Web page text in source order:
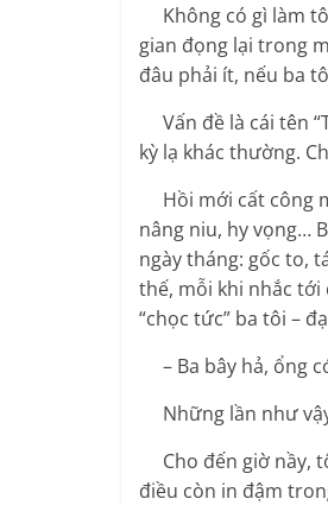
Không có gì làm
gian đọng lại trong
đâu phải ít, nếu ba
Vấn đề là cái tên
kỳ lạ khác thường.
Hồi mới cất công
nâng niu, hy vọng…
ngày tháng: gốc to,
thế, mỗi khi nhắc tới
“chọc tức” ba tôi –
– Ba bây hả, ổng
Những lần như
Cho đến giờ nầy,
điều còn in đậm